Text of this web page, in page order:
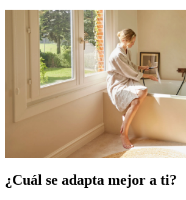
¿Cuál se adapta mejor a ti?